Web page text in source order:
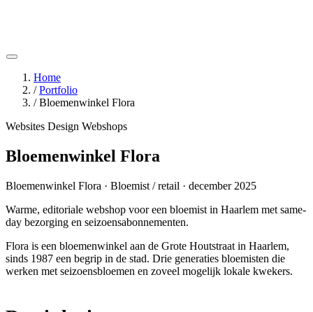
Home
/ Portfolio
/ Bloemenwinkel Flora
Websites Design Webshops
Bloemenwinkel Flora
Bloemenwinkel Flora · Bloemist / retail · december 2025
Warme, editoriale webshop voor een bloemist in Haarlem met same-
day bezorging en seizoensabonnementen.
Flora is een bloemenwinkel aan de Grote Houtstraat in Haarlem,
sinds 1987 een begrip in de stad. Drie generaties bloemisten die
werken met seizoensbloemen en zoveel mogelijk lokale kwekers.